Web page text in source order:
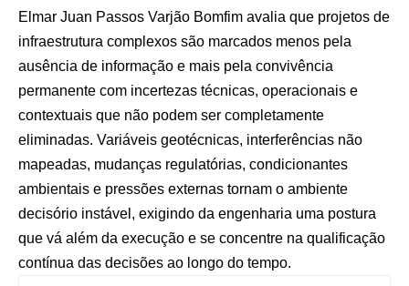
Elmar Juan Passos Varjão Bomfim avalia que projetos de
infraestrutura complexos são marcados menos pela
ausência de informação e mais pela convivência
permanente com incertezas técnicas, operacionais e
contextuais que não podem ser completamente
eliminadas. Variáveis geotécnicas, interferências não
mapeadas, mudanças regulatórias, condicionantes
ambientais e pressões externas tornam o ambiente
decisório instável, exigindo da engenharia uma postura
que vá além da execução e se concentre na qualificação
contínua das decisões ao longo do tempo.